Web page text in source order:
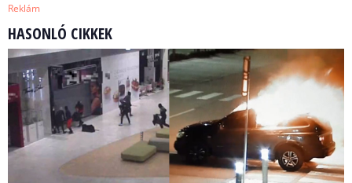
Reklám
HASONLÓ CIKKEK